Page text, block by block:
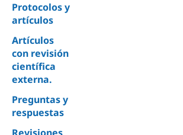
Protocolos y
artículos
Artículos
con revisión
científica
externa.
Preguntas y
respuestas